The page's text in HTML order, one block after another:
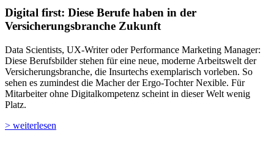
Digital first: Diese Berufe haben in der
Versicherungsbranche Zukunft
Data Scientists, UX-Writer oder Performance Marketing Manager:
Diese Berufsbilder stehen für eine neue, moderne Arbeitswelt der
Versicherungsbranche, die Insurtechs exemplarisch vorleben. So
sehen es zumindest die Macher der Ergo-Tochter Nexible. Für
Mitarbeiter ohne Digitalkompetenz scheint in dieser Welt wenig
Platz.
> weiterlesen